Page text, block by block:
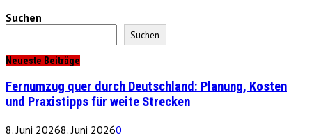
Suchen
Suchen
Neueste Beiträge
Fernumzug quer durch Deutschland: Planung, Kosten
und Praxistipps für weite Strecken
8. Juni 20268. Juni 20260